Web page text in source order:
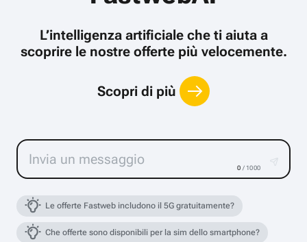
L’intelligenza artificiale che ti aiuta a
scoprire le nostre offerte più velocemente.
Scopri di più
0 / 1000
Le offerte Fastweb includono il 5G gratuitamente?
Che offerte sono disponibili per la sim dello smartphone?